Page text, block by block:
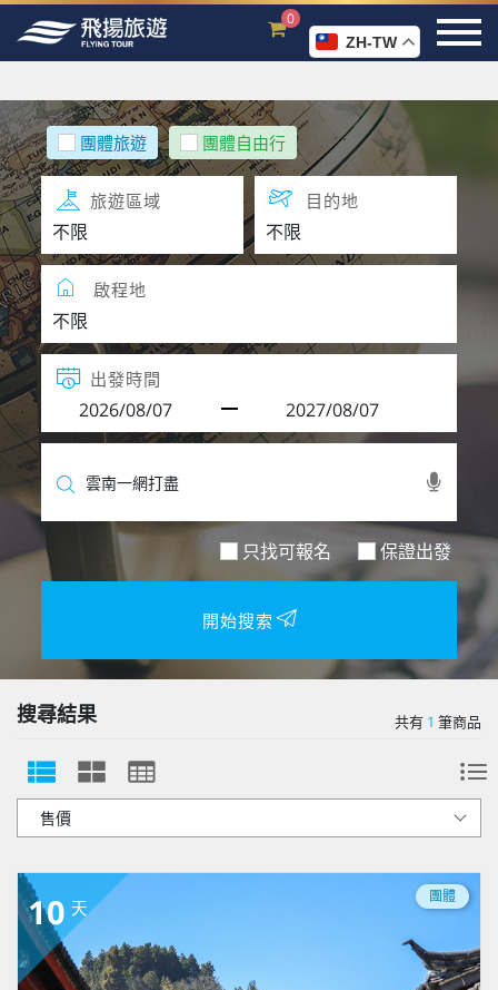
0
ZH-TW
團體旅遊 團體自由行
旅遊區域 目的地
啟程地
出發時間
只找可報名 保證出發
開始搜索
搜尋結果 共有 1 筆商品
10 天
團體